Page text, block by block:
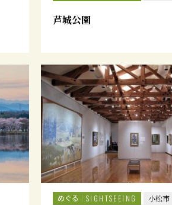
芦城公園
めぐる SIGHTSEEING 小松市